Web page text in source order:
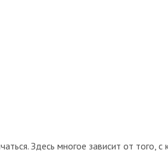
Здесь многое зависит от того,